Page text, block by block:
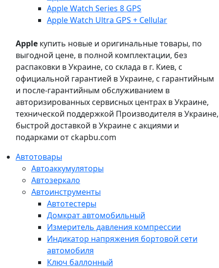
Apple Watch Series 8 GPS
Apple Watch Ultra GPS + Cellular
Apple купить новые и оригинальные товары, по
выгодной цене, в полной комплектации, без
распаковки в Украине, со склада в г. Киев, с
официальной гарантией в Украине, с гарантийным
и после-гарантийным обслуживанием в
авторизированных сервисных центрах в Украине,
технической поддержкой Производителя в Украине,
быстрой доставкой в Украине с акциями и
подарками от ckapbu.com
Автотовары
Автоаккумуляторы
Автозеркало
Автоинструменты
Автотестеры
Домкрат автомобильный
Измеритель давления компрессии
Индикатор напряжения бортовой сети
автомобиля
Ключ баллонный